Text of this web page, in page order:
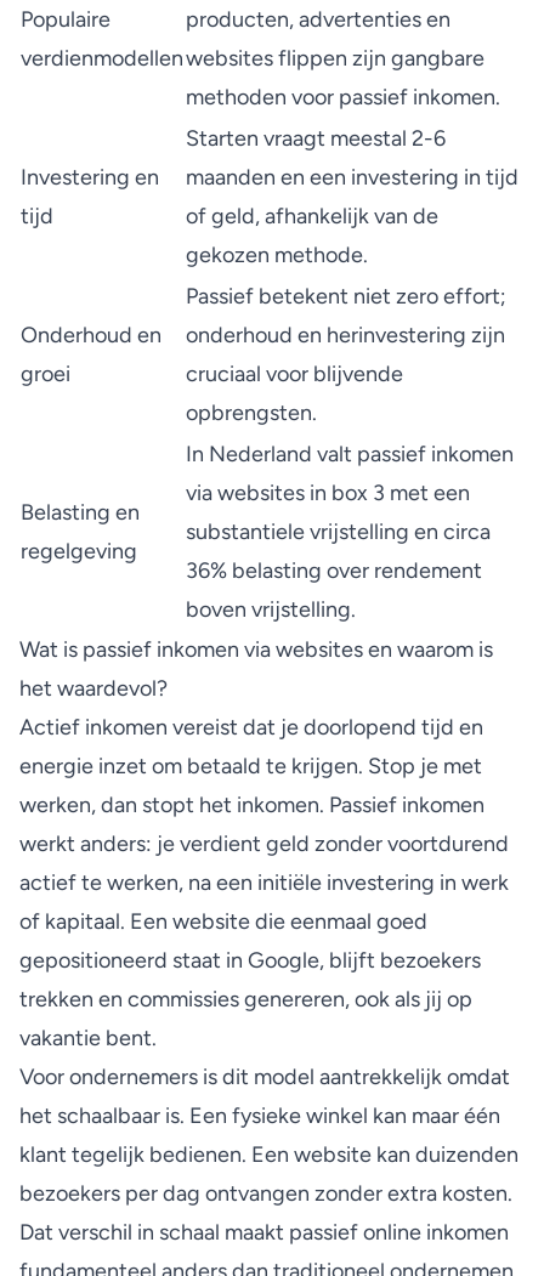
Populaire
verdienmodellen
producten, advertenties en
websites flippen zijn gangbare
methoden voor passief inkomen.
Investering en
tijd
Starten vraagt meestal 2-6
maanden en een investering in tijd
of geld, afhankelijk van de
gekozen methode.
Onderhoud en
groei
Passief betekent niet zero effort;
onderhoud en herinvestering zijn
cruciaal voor blijvende
opbrengsten.
Belasting en
regelgeving
In Nederland valt passief inkomen
via websites in box 3 met een
substantiele vrijstelling en circa
36% belasting over rendement
boven vrijstelling.
Wat is passief inkomen via websites en waarom is
het waardevol?
Actief inkomen vereist dat je doorlopend tijd en
energie inzet om betaald te krijgen. Stop je met
werken, dan stopt het inkomen. Passief inkomen
werkt anders: je verdient geld zonder voortdurend
actief te werken, na een initiële investering in werk
of kapitaal. Een website die eenmaal goed
gepositioneerd staat in Google, blijft bezoekers
trekken en commissies genereren, ook als jij op
vakantie bent.
Voor ondernemers is dit model aantrekkelijk omdat
het schaalbaar is. Een fysieke winkel kan maar één
klant tegelijk bedienen. Een website kan duizenden
bezoekers per dag ontvangen zonder extra kosten.
Dat verschil in schaal maakt passief online inkomen